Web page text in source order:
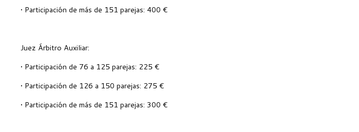
• Participación de más de 151 parejas: 400 €
Juez Árbitro Auxiliar:
• Participación de 76 a 125 parejas: 225 €
• Participación de 126 a 150 parejas: 275 €
• Participación de más de 151 parejas: 300 €